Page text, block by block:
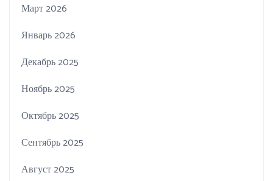
Март 2026
Январь 2026
Декабрь 2025
Ноябрь 2025
Октябрь 2025
Сентябрь 2025
Август 2025